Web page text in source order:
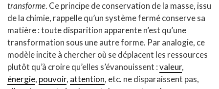
transforme. Ce principe de conservation de la masse, issu
de la chimie, rappelle qu’un système fermé conserve sa
matière : toute disparition apparente n’est qu’une
transformation sous une autre forme. Par analogie, ce
modèle incite à chercher où se déplacent les ressources
plutôt qu’à croire qu’elles s’évanouissent :valeur,
énergie, pouvoir, attention, etc. ne disparaissent pas,